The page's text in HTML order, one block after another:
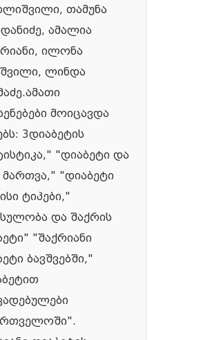
თამუნა
ამალია
ილონა
ლინდა
მოიცავდა
3დიაბეტის
"დიაბეტი და
მართვა," "დიაბეტი
ტიპები,"
და შაქრის
"შაქრიანი
ბავშვებში,"